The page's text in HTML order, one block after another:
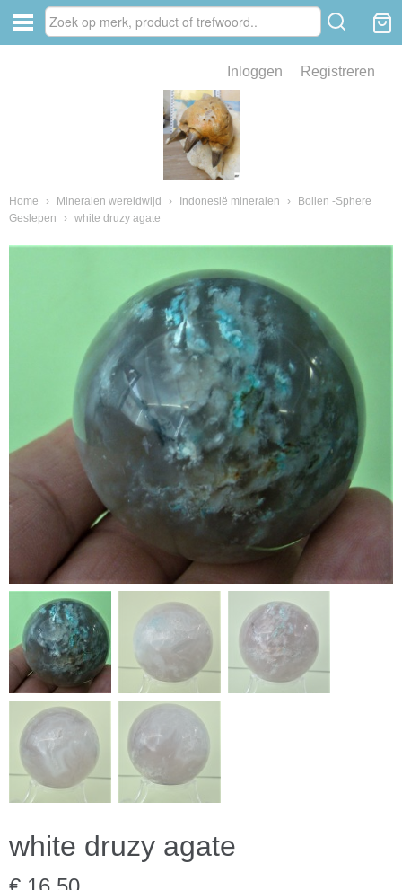
Inloggen Registreren
Home › Mineralen wereldwijd › Indonesië mineralen ›
Bollen -Sphere
Geslepen
› white druzy agate
white druzy agate
van fossielen en mineralen